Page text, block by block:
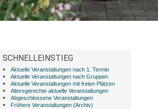
SCHNELLEINSTIEG
Aktuelle Veranstaltungen nach 1. Termin
Aktuelle Veranstaltungen nach Gruppen
Aktuelle Veranstaltungen mit freien Plätzen
Altersgerechte aktuelle Veranstaltungen
Abgeschlossene Veranstaltungen
Frühere Veranstaltungen (Archiv)